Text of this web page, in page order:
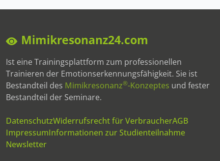
Mimikresonanz24.com
Ist eine Trainingsplattform zum professionellen
Trainieren der Emotionserkennungsfähigkeit. Sie ist
Bestandteil des Mimikresonanz®-Konzeptes und fester
Bestandteil der Seminare.
DatenschutzWiderrufsrecht für VerbraucherAGB
ImpressumInformationen zur Studienteilnahme
Newsletter